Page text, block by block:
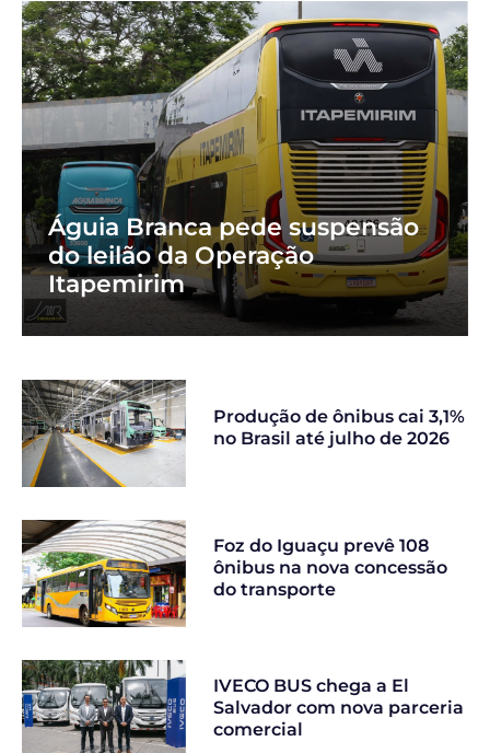
Águia Branca pede suspensão
do leilão da Operação
Itapemirim
Produção de ônibus cai 3,1%
no Brasil até julho de 2026
Foz do Iguaçu prevê 108
ônibus na nova concessão
do transporte
IVECO BUS chega a El
Salvador com nova parceria
comercial